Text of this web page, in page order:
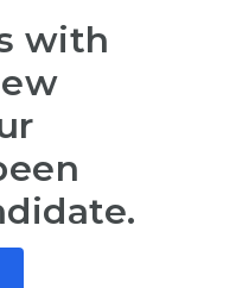
with